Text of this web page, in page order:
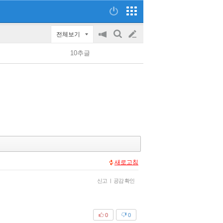
전체보기
공
on/off
검
글
쓰
10추글
새로고침
신고 | 공감 확인
0
0